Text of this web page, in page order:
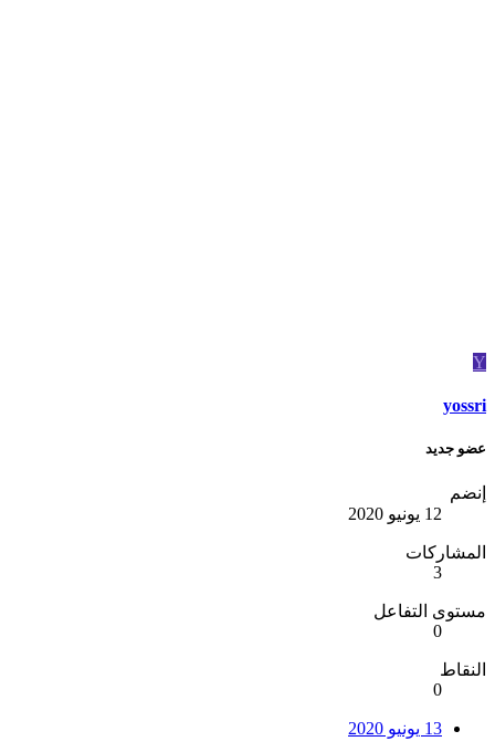
Y
yossri
عضو جديد
إنضم
12 يونيو 2020
المشاركات
3
مستوى التفاعل
0
النقاط
0
13 يونيو 2020